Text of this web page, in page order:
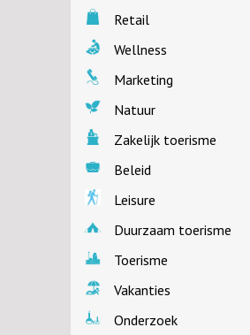
Retail
Wellness
Marketing
Natuur
Zakelijk toerisme
Beleid
Leisure
Duurzaam toerisme
Toerisme
Vakanties
Onderzoek